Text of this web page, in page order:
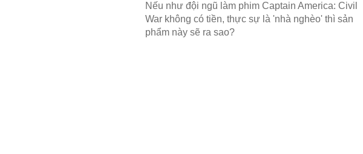
Nếu như đội ngũ làm phim Captain America: Civil
War không có tiền, thực sự là 'nhà nghèo' thì sản
phẩm này sẽ ra sao?